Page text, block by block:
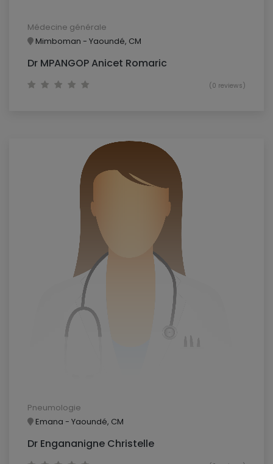
Médecine générale
Mimboman - Yaoundé, CM
Dr MPANGOP Anicet Romaric
(0 reviews)
Pneumologie
Emana - Yaoundé, CM
Dr Engananigne Christelle